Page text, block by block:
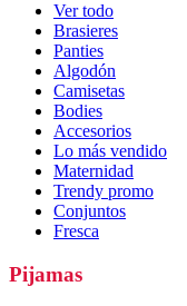
Ver todo
Brasieres
Panties
Algodón
Camisetas
Bodies
Accesorios
Lo más vendido
Maternidad
Trendy promo
Conjuntos
Fresca
Pijamas